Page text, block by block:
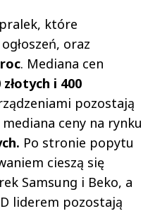
które
ogłoszeń, oraz
. Mediana cen
złotych i 400
pozostają
ceny na rynku
Po stronie popytu
cieszą się
Samsung i Beko, a
liderem pozostają